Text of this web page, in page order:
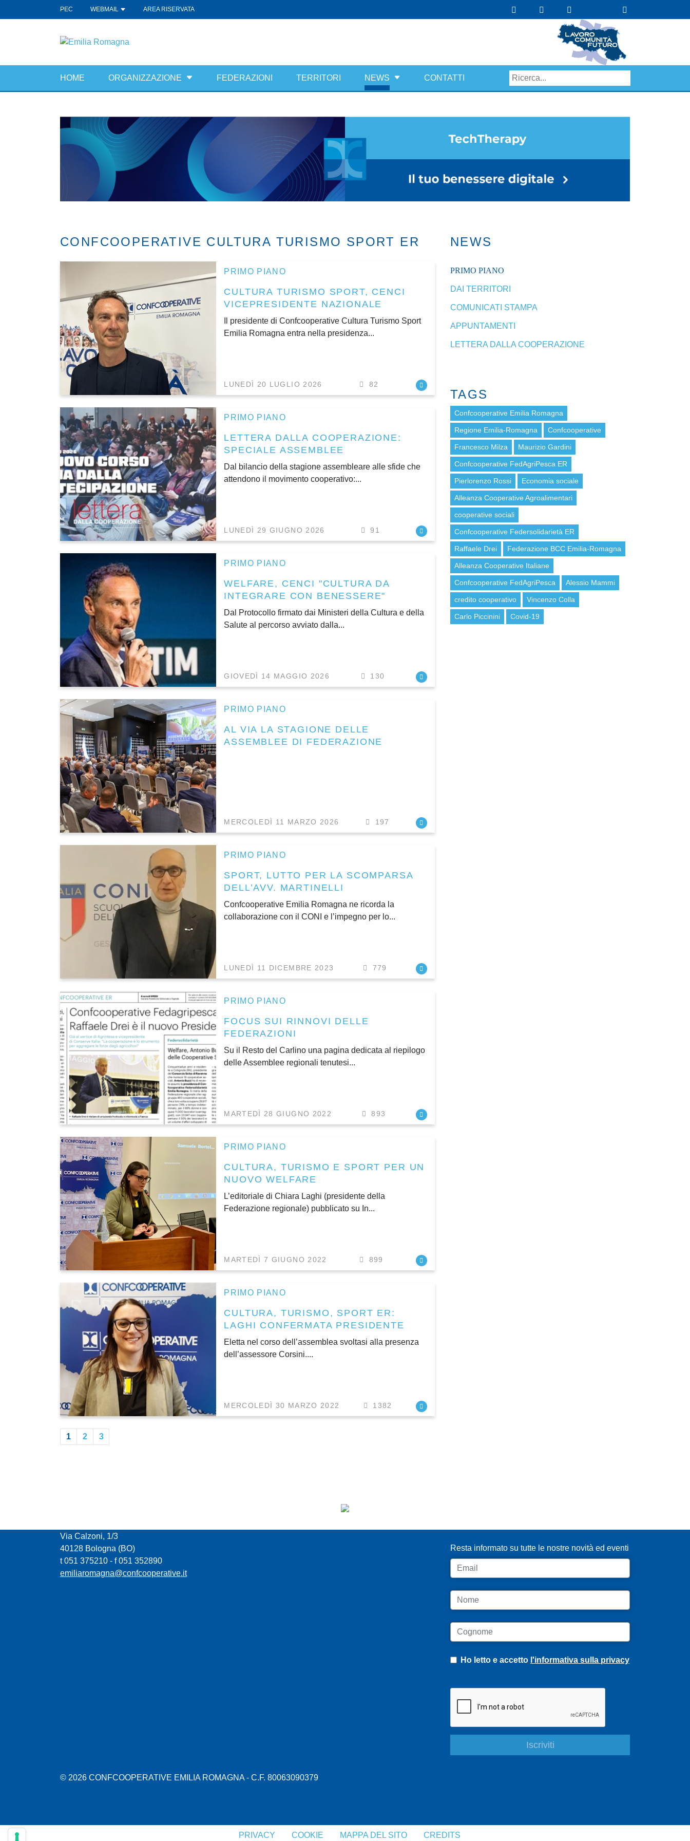
PEC WEBMAIL AREA RISERVATA
HOME ORGANIZZAZIONE FEDERAZIONI TERRITORI NEWS CONTATTI
CONFCOOPERATIVE CULTURA TURISMO SPORT ER
PRIMO PIANO
CULTURA TURISMO SPORT, CENCI
VICEPRESIDENTE NAZIONALE
Il presidente di Confcooperative Cultura Turismo Sport
Emilia Romagna entra nella presidenza...
LUNEDÌ 20 LUGLIO 2026 82
PRIMO PIANO
LETTERA DALLA COOPERAZIONE:
SPECIALE ASSEMBLEE
Dal bilancio della stagione assembleare alle sfide che
attendono il movimento cooperativo:...
LUNEDÌ 29 GIUGNO 2026 91
PRIMO PIANO
WELFARE, CENCI "CULTURA DA
INTEGRARE CON BENESSERE"
Dal Protocollo firmato dai Ministeri della Cultura e della
Salute al percorso avviato dalla...
GIOVEDÌ 14 MAGGIO 2026 130
PRIMO PIANO
AL VIA LA STAGIONE DELLE
ASSEMBLEE DI FEDERAZIONE
MERCOLEDÌ 11 MARZO 2026 197
PRIMO PIANO
SPORT, LUTTO PER LA SCOMPARSA
DELL’AVV. MARTINELLI
Confcooperative Emilia Romagna ne ricorda la
collaborazione con il CONI e l’impegno per lo...
LUNEDÌ 11 DICEMBRE 2023 779
PRIMO PIANO
FOCUS SUI RINNOVI DELLE
FEDERAZIONI
Su il Resto del Carlino una pagina dedicata al riepilogo
delle Assemblee regionali tenutesi...
MARTEDÌ 28 GIUGNO 2022 893
PRIMO PIANO
CULTURA, TURISMO E SPORT PER UN
NUOVO WELFARE
L’editoriale di Chiara Laghi (presidente della
Federazione regionale) pubblicato su In...
MARTEDÌ 7 GIUGNO 2022 899
PRIMO PIANO
CULTURA, TURISMO, SPORT ER:
LAGHI CONFERMATA PRESIDENTE
Eletta nel corso dell’assemblea svoltasi alla presenza
dell’assessore Corsini....
MERCOLEDÌ 30 MARZO 2022 1382
1 2 3
NEWS
PRIMO PIANO
DAI TERRITORI
COMUNICATI STAMPA
APPUNTAMENTI
LETTERA DALLA COOPERAZIONE
TAGS
Confcooperative Emilia Romagna
Regione Emilia-Romagna Confcooperative
Francesco Milza Maurizio Gardini
Confcooperative FedAgriPesca ER
Pierlorenzo Rossi Economia sociale
Alleanza Cooperative Agroalimentari
cooperative sociali
Confcooperative Federsolidarietà ER
Raffaele Drei Federazione BCC Emilia-Romagna
Alleanza Cooperative Italiane
Confcooperative FedAgriPesca Alessio Mammi
credito cooperativo Vincenzo Colla
Carlo Piccinini Covid-19
Resta informato su tutte le nostre novità ed eventi
Email
Nome
Cognome
Ho letto e accetto l'informativa sulla privacy
Via Calzoni, 1/3
40128 Bologna (BO)
t 051 375210 - f 051 352890
emiliaromagna@confcooperative.it
© 2026 CONFCOOPERATIVE EMILIA ROMAGNA - C.F. 80063090379
PRIVACY COOKIE MAPPA DEL SITO CREDITS